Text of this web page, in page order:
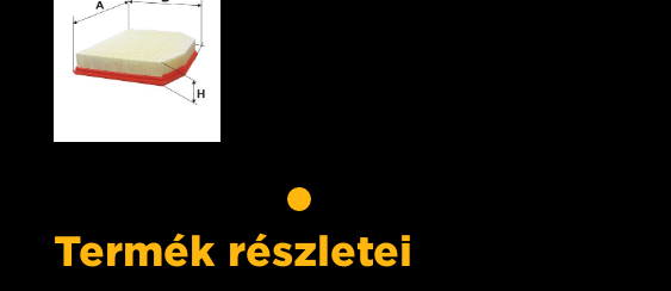
Termék részletei